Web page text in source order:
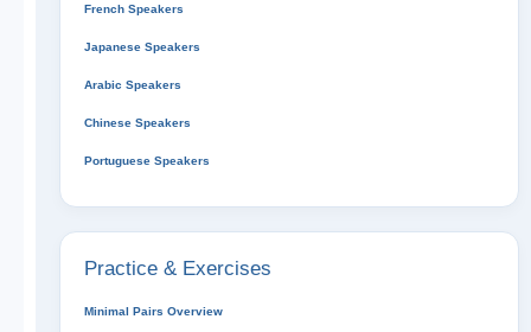
French Speakers
Japanese Speakers
Arabic Speakers
Chinese Speakers
Portuguese Speakers
Practice & Exercises
Minimal Pairs Overview